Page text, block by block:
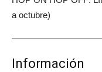
a octubre)
Información